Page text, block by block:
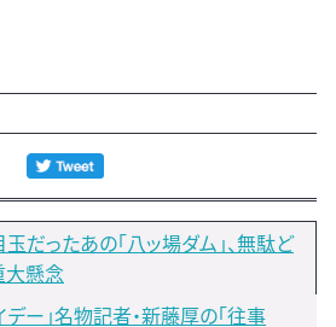
だったあの「八ッ場ダム」、無駄ど
大懸念
ー」名物記者・新藤厚の「往事